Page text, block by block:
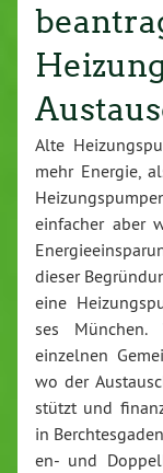
Alte
mehr Energie,
einfacher aber
dieser
eine
ses
einzelnen
wo der
stützt und
in
en- und